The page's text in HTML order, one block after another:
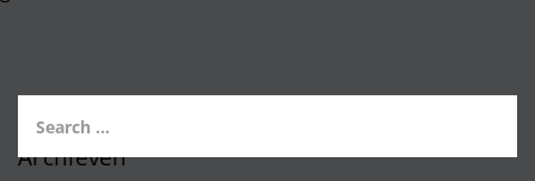
Archieven